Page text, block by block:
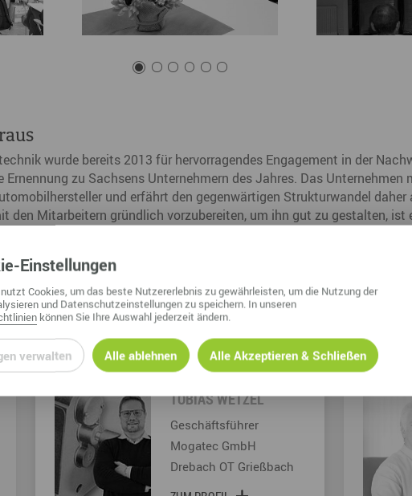
wurde bereits 2013 für hervorragendes Engagement in der
zu Sachsens Unternehmern des Jahres. Das
und erfährt den gegenwärtigen Strukturwandel daher
den Mitarbeitern gründlich vorzubereiten, um ihn gut zu gestalten, ist
UNTERWEGS ALS BOTSCHAFTER
TOBIAS WETZEL
Geschäftsführer
Mogatec GmbH
Drebach OT Grießbach
-Einstellungen
nutzt Cookies, um das beste Nutzererlebnis zu gewährleisten, um die Nutzung der
und Datenschutzeinstellungen zu speichern. In unseren
können Sie Ihre Auswahl jederzeit ändern.
verwalten Alle ablehnen Alle Akzeptieren & Schließen